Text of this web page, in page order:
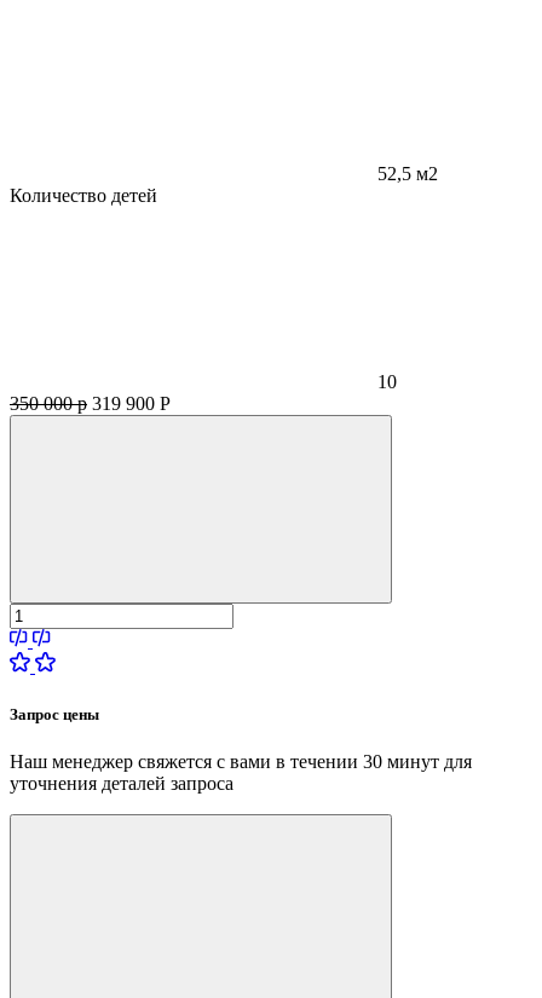
52,5 м2
Количество детей
10
350 000 р 319 900 Р
Запрос цены
Наш менеджер свяжется с вами в течении 30 минут для
уточнения деталей запроса